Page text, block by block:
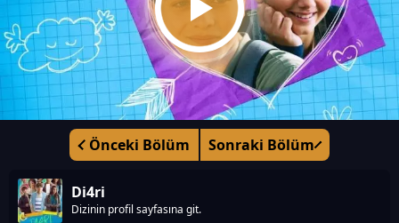
Önceki Bölüm Sonraki Bölüm
Di4ri
Dizinin profil sayfasına git.